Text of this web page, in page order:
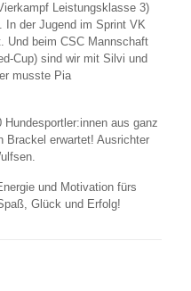
Leistungsklasse 3)
In der Jugend im Sprint VK
Und beim CSC Mannschaft
Cup) sind wir mit Silvi und
musste Pia
aus ganz
Brackel erwartet! Ausrichter
und Motivation fürs
Glück und Erfolg!